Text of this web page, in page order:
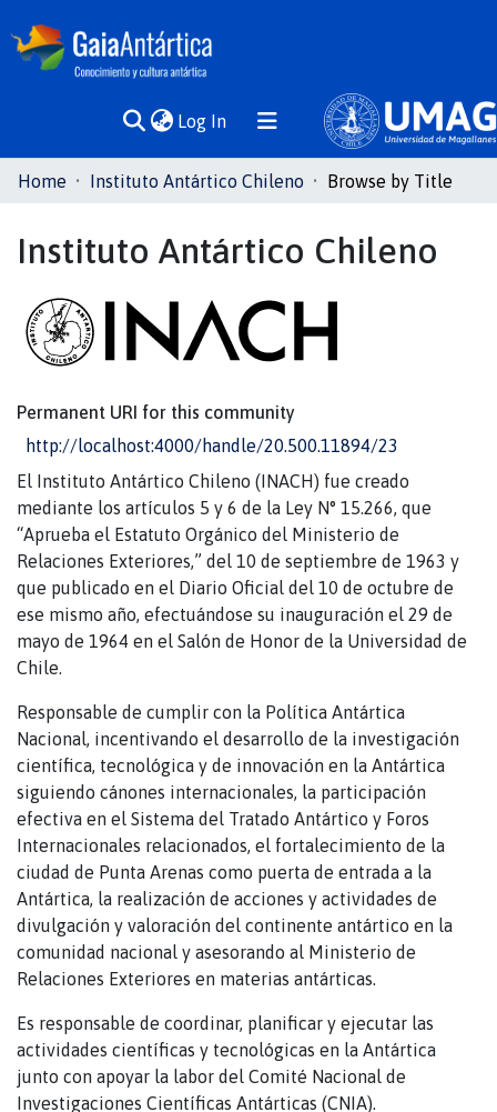
Log In(current)
Communities
All of DSpace
Home Instituto Antártico Chileno Browse by Title
Instituto Antártico Chileno
Permanent URI for this community
http://localhost:4000/handle/20.500.11894/23
El Instituto Antártico Chileno (INACH) fue creado
mediante los artículos 5 y 6 de la Ley N° 15.266, que
“Aprueba el Estatuto Orgánico del Ministerio de
Relaciones Exteriores,” del 10 de septiembre de 1963 y
que publicado en el Diario Oficial del 10 de octubre de
ese mismo año, efectuándose su inauguración el 29 de
mayo de 1964 en el Salón de Honor de la Universidad de
Chile.
Responsable de cumplir con la Política Antártica
Nacional, incentivando el desarrollo de la investigación
científica, tecnológica y de innovación en la Antártica
siguiendo cánones internacionales, la participación
efectiva en el Sistema del Tratado Antártico y Foros
Internacionales relacionados, el fortalecimiento de la
ciudad de Punta Arenas como puerta de entrada a la
Antártica, la realización de acciones y actividades de
divulgación y valoración del continente antártico en la
comunidad nacional y asesorando al Ministerio de
Relaciones Exteriores en materias antárticas.
Es responsable de coordinar, planificar y ejecutar las
actividades científicas y tecnológicas en la Antártica
junto con apoyar la labor del Comité Nacional de
Investigaciones Científicas Antárticas (CNIA).